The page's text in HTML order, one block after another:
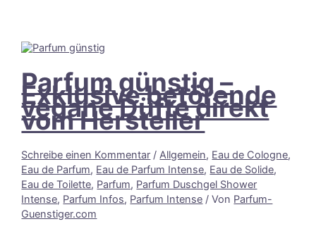
Parfum günstig –
Exklusive betörende
vegane Düfte direkt
vom Hersteller
Schreibe einen Kommentar /Allgemein, Eau de Cologne,
Eau de Parfum, Eau de Parfum Intense, Eau de Solide,
Eau de Toilette, Parfum, Parfum Duschgel Shower
Intense, Parfum Infos, Parfum Intense / Von Parfum-
Guenstiger.com